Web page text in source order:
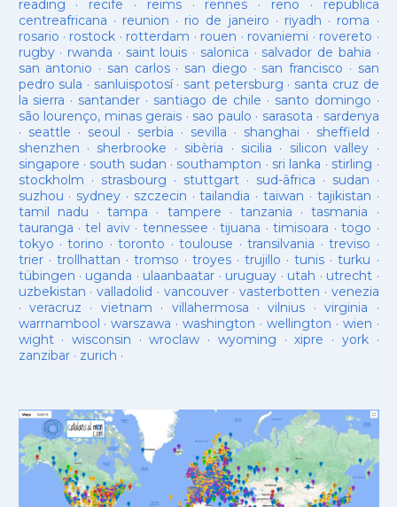
reading · recife · reims· rennes · reno · republica
centreafricana · reunion · rio de janeiro · riyadh · roma ·
rosario · rostock · rotterdam · rouen · rovaniemi · rovereto ·
rugby· rwanda · saint louis · salonica · salvador de bahia ·
san antonio · san carlos· san diego · san francisco · san
pedro sula · sanluispotosí· sant petersburg · santa cruz de
la sierra · santander · santiago de chile · santo domingo ·
são lourenço, minas gerais · sao paulo · sarasota · sardenya
· seattle · seoul · serbia · sevilla · shanghai · sheffield ·
shenzhen · sherbrooke · sibèria · sicilia · silicon valley ·
singapore · south sudan · southampton · sri lanka · stirling ·
stockholm · strasbourg · stuttgart· sud-âfrica · sudan ·
suzhou · sydney · szczecin ·tailandia ·taiwan · tajikistan ·
tamil nadu ·tampa · tampere · tanzania ·tasmania ·
tauranga ·tel aviv· tennessee ·tijuana ·timisoara ·togo ·
tokyo ·torino ·toronto ·toulouse ·transilvania ·treviso ·
trier· trollhattan · tromso · troyes·trujillo ·tunis ·turku ·
tübingen · uganda · ulaanbaatar · uruguay · utah · utrecht ·
uzbekistan · valladolid · vancouver· vasterbotten · venezia
· veracruz · vietnam · villahermosa ·vilnius ·virginia ·
warrnambool ·warszawa ·washington · wellington · wien ·
wight· wisconsin ·wroclaw · wyoming ·xipre · york·
zanzibar· zurich ·